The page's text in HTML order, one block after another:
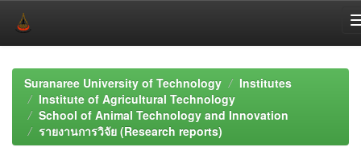
navigationSuranaree University of Technology
Institutes
Institute of Agricultural Technology
School of Animal Technology and Innovation
รายงานการวิจัย (Research reports)